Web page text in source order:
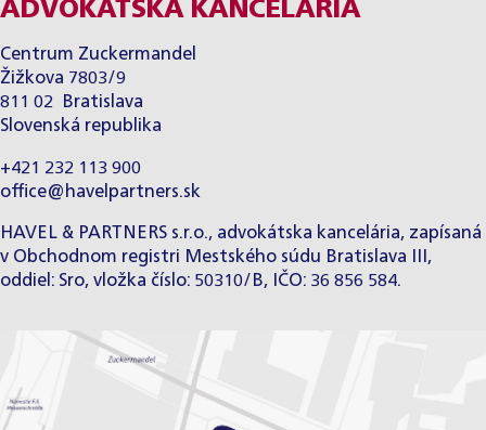
ADVOKÁTSKA KANCELÁRIA
Centrum Zuckermandel
Žižkova 7803/9
811 02 Bratislava
Slovenská republika
+421 232 113 900
office@havelpartners.sk
HAVEL & PARTNERS s.r.o., advokátska kancelária, zapísaná
v Obchodnom registri Mestského súdu Bratislava III,
oddiel: Sro, vložka číslo: 50310/B, IČO: 36 856 584.